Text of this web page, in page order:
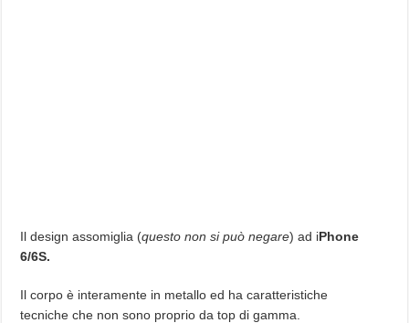
Il design assomiglia (questo non si può negare) ad iPhone
6/6S.
Il corpo è interamente in metallo ed ha caratteristiche
tecniche che non sono proprio da top di gamma.